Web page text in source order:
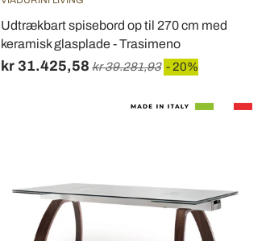
Udtrækbart spisebord op til 270 cm med
keramisk glasplade - Trasimeno
kr 31.425,58 kr 39.281,93 - 20%